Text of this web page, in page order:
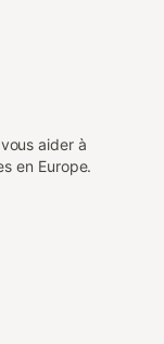
aider à
en Europe.